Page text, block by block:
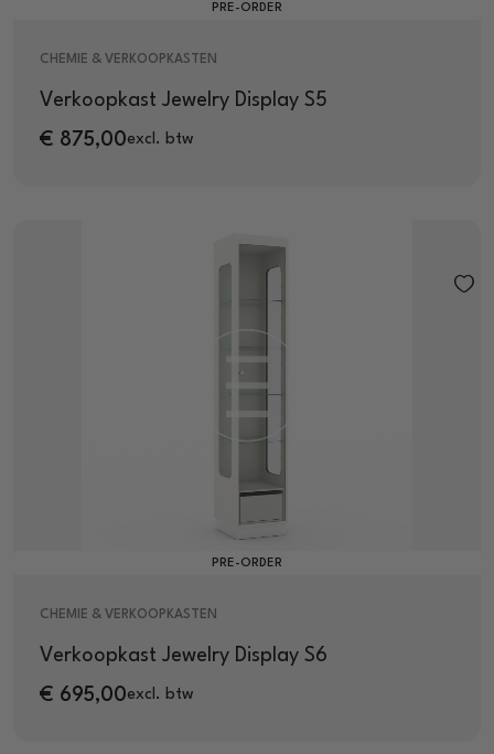
PRE-ORDER
CHEMIE & VERKOOPKASTEN
Verkoopkast Jewelry Display S5
€ 875,00excl. btw
PRE-ORDER
CHEMIE & VERKOOPKASTEN
Verkoopkast Jewelry Display S6
€ 695,00excl. btw